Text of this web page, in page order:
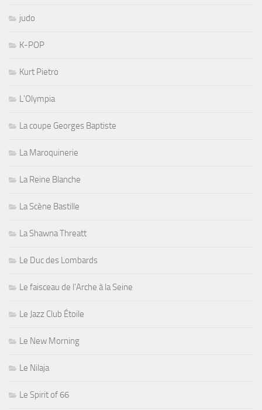
judo
K-POP
Kurt Pietro
L'Olympia
La coupe Georges Baptiste
La Maroquinerie
La Reine Blanche
La Scène Bastille
La Shawna Threatt
Le Duc des Lombards
Le faisceau de l'Arche à la Seine
Le Jazz Club Étoile
Le New Morning
Le Nilaja
Le Spirit of 66